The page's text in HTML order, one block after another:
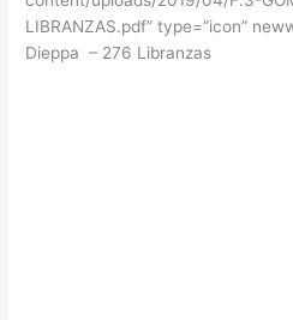
LIBRANZAS.pdf” type=”icon”
Dieppa – 276 Libranzas